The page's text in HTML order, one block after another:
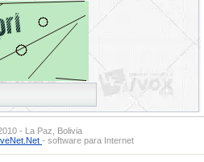
- La Paz, Bolivia
- software para Internet